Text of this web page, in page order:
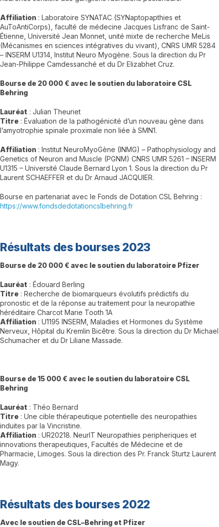
Affiliation : Laboratoire SYNATAC (SYNaptopapthies et
AuToAntiCorps), faculté de médecine Jacques Lisfranc de Saint-
Étienne, Université Jean Monnet, unité mixte de recherche MeLis
(Mécanismes en sciences intégratives du vivant), CNRS UMR 5284
– INSERM U1314, Institut Neuro Myogène. Sous la direction du Pr
Jean-Philippe Camdessanché et du Dr Elizabhet Cruz.
Bourse de 20 000 € avec le soutien du laboratoire CSL
Behring
Lauréat : Julian Theuriet
Titre : Évaluation de la pathogénicité d’un nouveau gène dans
l’amyotrophie spinale proximale non liée à SMN1.
Affiliation : Institut NeuroMyoGène (INMG) – Pathophysiology and
Genetics of Neuron and Muscle (PGNM) CNRS UMR 5261 – INSERM
U1315 – Université Claude Bernard Lyon 1. Sous la direction du Pr
Laurent SCHAEFFER et du Dr Arnaud JACQUIER.
Bourse en partenariat avec le Fonds de Dotation CSL Behring :
https://www.fondsdedotationcslbehring.fr
Résultats des bourses 2023
Bourse de 20 000 € avec le soutien du laboratoire Pfizer
Lauréat : Édouard Berling
Titre : Recherche de biomarqueurs évolutifs prédictifs du
pronostic et de la réponse au traitement pour la neuropathie
héréditaire Charcot Marie Tooth 1A
Affiliation : U1195 INSERM, Maladies et Hormones du Système
Nerveux, Hôpital du Kremlin Bicêtre. Sous la direction du Dr Michael
Schumacher et du Dr Liliane Massade.
Bourse de 15 000 € avec le soutien du laboratoire CSL
Behring
Lauréat : Théo Bernard
Titre : Une cible thérapeutique potentielle des neuropathies
induites par la Vincristine.
Affiliation : UR20218. NeurIT Neuropathies peripheriques et
innovations therapeutiques, Facultés de Médecine et de
Pharmacie, Limoges. Sous la direction des Pr. Franck Sturtz Laurent
Magy.
Résultats des bourses 2022
Avec le soutien de CSL–Behring et Pfizer